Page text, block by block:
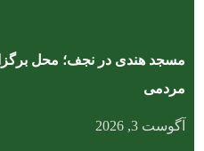
مسجد هندی در نجف؛ محل
مردمی
آگوست 3, 2026